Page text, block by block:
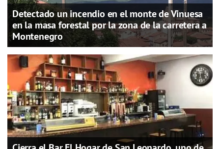
Detectado un incendio en el monte de Vinuesa
en la masa forestal por la zona de la carretera a
Montenegro